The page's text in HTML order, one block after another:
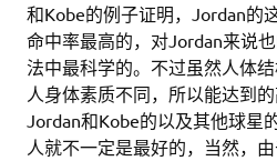
和Kobe的例子证明，Jordan的
命中率最高的，对Jordan来说
法中最科学的。不过虽然人体
人身体素质不同，所以能达到
Jordan和Kobe的以及其他球星
人就不一定是最好的，当然，